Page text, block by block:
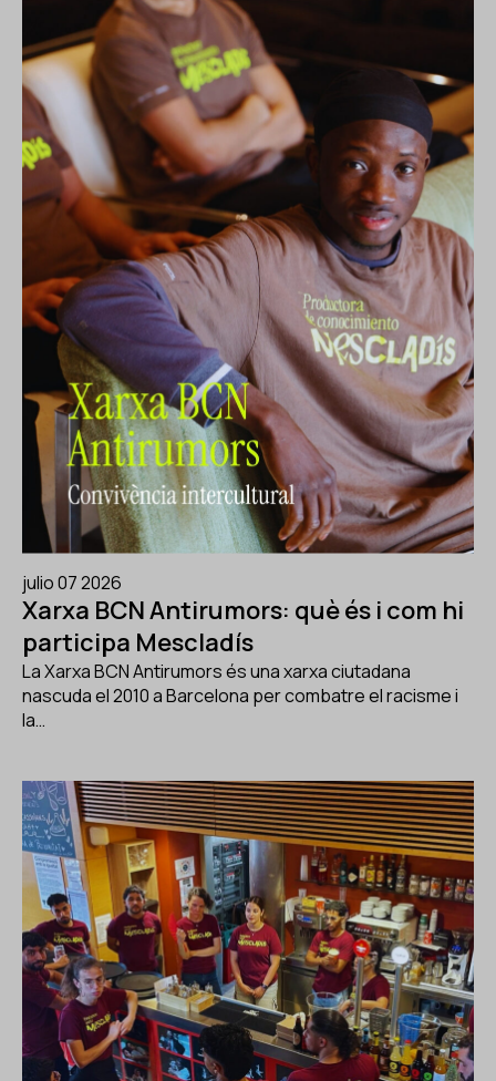
julio 07 2026
Xarxa BCN Antirumors: què és i com hi
participa Mescladís
La Xarxa BCN Antirumors és una xarxa ciutadana
nascuda el 2010 a Barcelona per combatre el racisme i
la…